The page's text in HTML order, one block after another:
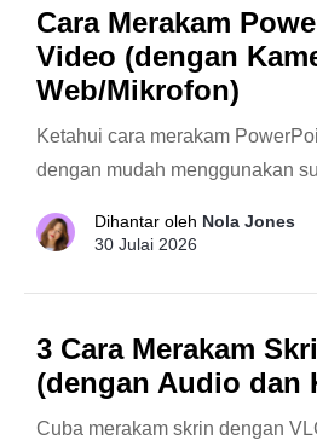
Cara Merakam
Video (dengan
Web/Mikrofon)
Ketahui cara merakam
dengan mudah menggunakan
Dihantar oleh Nola Jones
30 Julai 2026
3 Cara Merakam
(dengan Audio dan
Cuba merakam skrin dengan